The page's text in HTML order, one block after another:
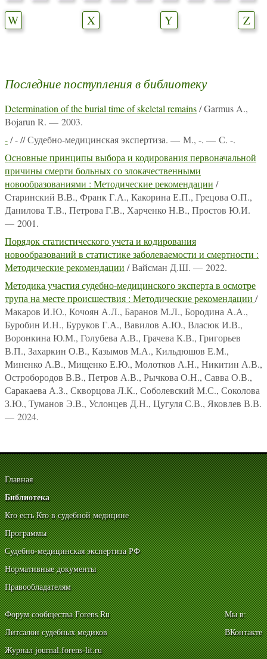
W
X Y Z
Последние поступления в библиотеку
Determination of the burial time of skeletal remains/ Garmus A.,
Bojarun R. — 2003.
-/ - // Судебно-медицинская экспертиза. — М., -. — С. -.
Основные принципы выбора и кодирования первоначальной
причины смерти больных со злокачественными
новообразованиями : Методические рекомендации /
Старинский В.В., Франк Г.А., Какорина Е.П., Грецова О.П.,
Данилова Т.В., Петрова Г.В., Харченко Н.В., Простов Ю.И.
— 2001.
Порядок статистического учета и кодирования
новообразований в статистике заболеваемости и смертности :
Методические рекомендации / Вайсман Д.Ш. — 2022.
Методика участия судебно-медицинского эксперта в осмотре
трупа на месте происшествия : Методические рекомендации /
Макаров И.Ю., Кочоян А.Л., Баранов М.Л., Бородина А.А.,
Буробин И.Н., Буруков Г.А., Вавилов А.Ю., Власюк И.В.,
Воронкина Ю.М., Голубева А.В., Грачева К.В., Григорьев
В.П., Захаркин О.В., Казымов М.А., Кильдюшов Е.М.,
Миненко А.В., Мищенко Е.Ю., Молотков А.Н., Никитин А.В.,
Остробородов В.В., Петров А.В., Рычкова О.Н., Савва О.В.,
Саракаева А.З., Скворцова Л.К., Соболевский М.С., Соколова
З.Ю., Туманов Э.В., Услонцев Д.Н., Цугуля С.В., Яковлев В.В.
— 2024.
Главная
Библиотека
Кто есть Кто в судебной медицине
Программы
Судебно-медицинская экспертиза РФ
Нормативные документы
Правообладателям
Форум сообщества Forens.Ru
Литсалон судебных медиков
Журнал journal.forens-lit.ru
Мы в:
ВКонтакте